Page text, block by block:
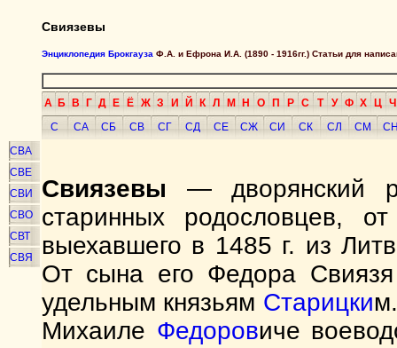
Свиязевы
Энциклопедия Брокгауза Ф.А. и Ефрона И.А. (1890 - 1916гг.) Статьи для
А Б В Г Д Е Ё Ж З И Й К Л М Н О П Р С Т У Ф Х Ц Ч
С
СА СБ СВ СГ СД СЕ СЖ СИ СК СЛ СМ
СВА
СВЕ
СВИ
СВО
СВТ
СВЯ
Свиязевы — дворянский
старинных родословцев,
выехавшего в 1485 г. из
От сына его Федора
удельным князьям Старицки
Михаиле Федоровиче